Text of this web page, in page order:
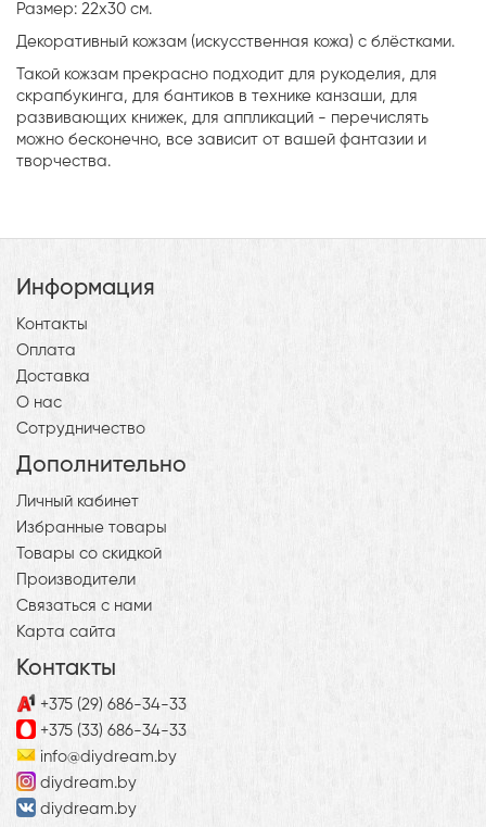
Размер: 22х30 см.
Декоративный кожзам (искусственная кожа) с блёстками.
Такой кожзам прекрасно подходит для рукоделия, для
скрапбукинга, для бантиков в технике канзаши, для
развивающих книжек, для аппликаций - перечислять
можно бесконечно, все зависит от вашей фантазии и
творчества.
Информация
Контакты
Оплата
Доставка
О нас
Сотрудничество
Дополнительно
Личный кабинет
Избранные товары
Товары со скидкой
Производители
Связаться с нами
Карта сайта
Контакты
+375 (29) 686-34-33
+375 (33) 686-34-33
info@diydream.by
diydream.by
diydream.by